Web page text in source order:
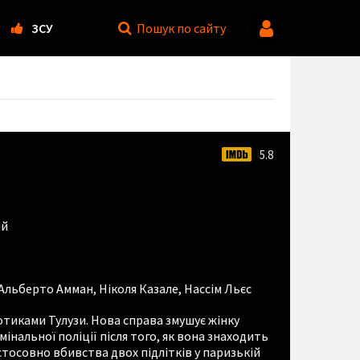
ЗСУ Пошук по сайту
5.8
Амман, Ніколя Казале, Нассім Льєс
Тулузи. Нова справа змушує жінку
поліції після того, як вона знаходить
вбивства двох підлітків у паризькій